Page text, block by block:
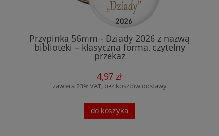
Przypinka 56mm - Dziady 2026 z nazwą
biblioteki – klasyczna forma, czytelny
przekaz
4,97 zł
zawiera 23% VAT, bez kosztów dostawy
do koszyka